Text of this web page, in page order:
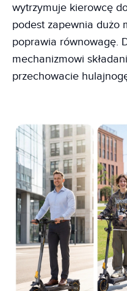
wytrzymuje kierowcę
podest zapewnia dużo
poprawia równowagę.
mechanizmowi
przechowacie